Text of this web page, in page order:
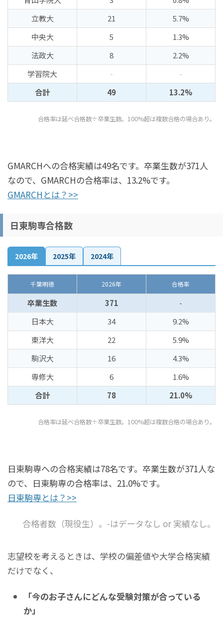
立教大
21
5.7%
中央大
5
1.3%
法政大
8
2.2%
学習院大
-
-
合計
49 13.2%
合格率は延べ合格数÷卒業生数。100%超は複数合格の場合あり。
GMARCHへの合格実績は49名です。卒業生数が371人
なので、GMARCHの合格率は、13.2%です。
GMARCHとは？>>
日東駒専合格数
2026年 2025年 2024年
千葉明徳 2026年 合格率
卒業生数 371
-
日本大
34
9.2%
東洋大
22
5.9%
駒沢大
16
4.3%
専修大
6
1.6%
合計
78 21.0%
合格率は延べ合格数÷卒業生数。100%超は複数合格の場合あり。
日東駒専への合格実績は78名です。卒業生数が371人な
ので、日東駒専の合格率は、21.0%です。
日東駒専とは？>>
合格者数（現役生）。-はデータなし or 実績なし。
志望校を考えるときは、学校の偏差値や大学合格実績
だけでなく、
「今のお子さんにどんな受験対策が合っている
か」